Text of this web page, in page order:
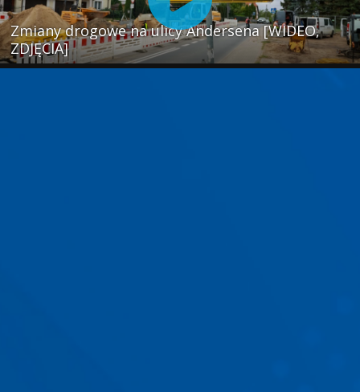
Zmiany drogowe na ulicy Andersena [WIDEO,
ZDJĘCIA]